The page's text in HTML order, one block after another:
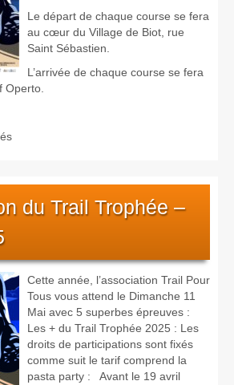
Le départ de chaque course se fera
au cœur du Village de Biot, rue
Saint Sébastien.
L’arrivée de chaque course se fera
Operto.
sur
parcours
2025
du Trail Trophée –
Cette année, l’association Trail Pour
Tous vous attend le Dimanche 11
Mai avec 5 superbes épreuves :
Les + du Trail Trophée 2025 : Les
droits de participations sont fixés
comme suit le tarif comprend la
pasta party : Avant le 19 avril